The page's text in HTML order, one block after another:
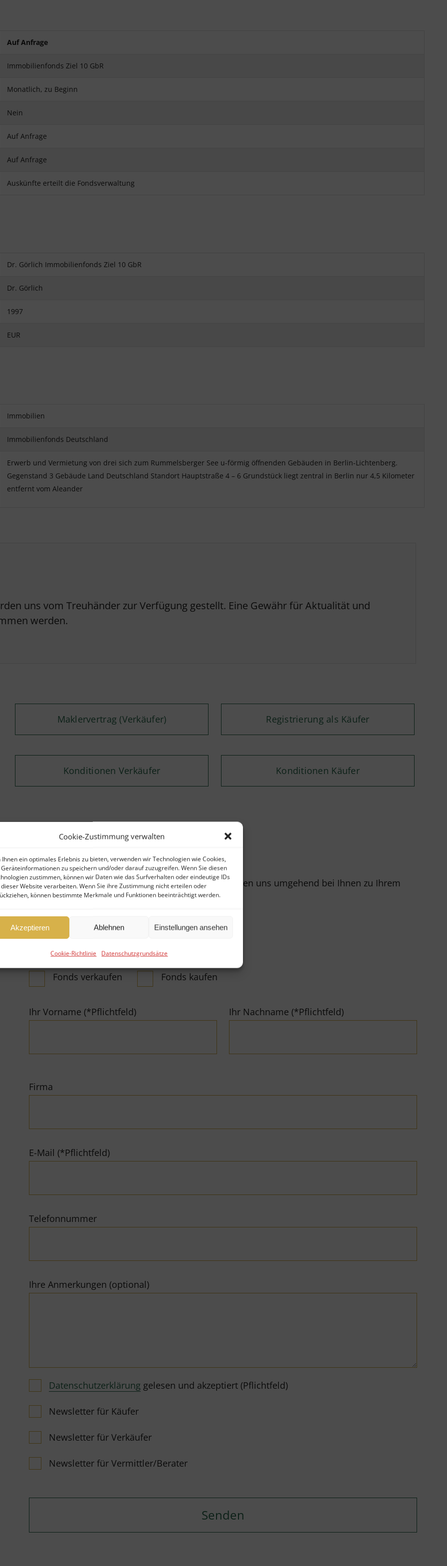
Cookie-Zustimmung verwalten
Ihnen ein optimales Erlebnis zu bieten, verwenden wir Technologien wie Cookies,
Geräteinformationen zu speichern und/oder darauf zuzugreifen. Wenn Sie diesen
zustimmen, können wir Daten wie das Surfverhalten oder eindeutige IDs
Website verarbeiten. Wenn Sie ihre Zustimmung nicht erteilen oder
können bestimmte Merkmale und Funktionen beeinträchtigt werden.
Akzeptieren Ablehnen Einstellungen ansehen
Cookie-Richtlinie Datenschutzgrundsätze
Auf Anfrage
Immobilienfonds Ziel 10 GbR
Monatlich, zu Beginn
Nein
Auf Anfrage
Auf Anfrage
Auskünfte erteilt die Fondsverwaltung
Dr. Görlich Immobilienfonds Ziel 10 GbR
Dr. Görlich
1997
EUR
Immobilien
Immobilienfonds Deutschland
Erwerb und Vermietung von drei sich zum Rummelsberger See u-förmig öffnenden Gebäuden in Berlin-Lichtenberg.
Gegenstand 3 Gebäude Land Deutschland Standort Hauptstraße 4 – 6 Grundstück liegt zentral in Berlin nur 4,5 Kilometer
entfernt vom Aleander
uns vom Treuhänder zur Verfügung gestellt. Eine Gewähr für Aktualität und
werden.
Maklervertrag (Verkäufer) Registrierung als Käufer
Konditionen Verkäufer Konditionen Käufer
Kontaktformular
Nutzen Sie gern unser Kontaktformular – wir melden uns umgehend bei Ihnen zu Ihrem
Anliegen:
Fonds verkaufen Fonds kaufen
Ihr Vorname (*Pflichtfeld) Ihr Nachname (*Pflichtfeld)
Firma
E-Mail (*Pflichtfeld)
Telefonnummer
Ihre Anmerkungen (optional)
Datenschutzerklärung gelesen und akzeptiert (Pflichtfeld)
Newsletter für Käufer
Newsletter für Verkäufer
Newsletter für Vermittler/Berater